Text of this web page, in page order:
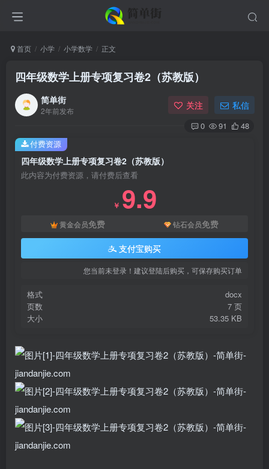
首页 小学 小学数学 正文
四年级数学上册专项复习卷2（苏教版）
简单街
2年前发布 关注 私信
0 91 48
四年级数学上册专项复习卷2（苏教版）
此内容为付费资源，请付费后查看
￥ 9.9
黄金会员免费 钻石会员免费
支付宝购买
您当前未登录！建议登陆后购买，可保存购买订单
格式
docx
页数
7 页
大小
53.35 KB
付费资源